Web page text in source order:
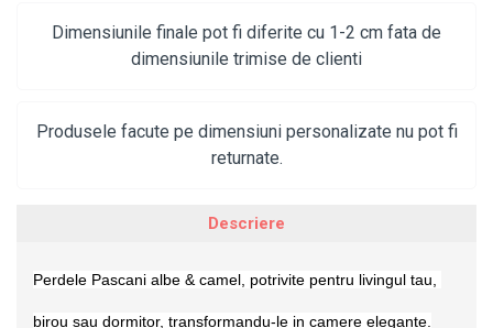
Dimensiunile finale pot fi diferite cu 1-2 cm fata de
dimensiunile trimise de clienti
Produsele facute pe dimensiuni personalizate nu pot fi
returnate.
Descriere
Perdele Pascani albe & camel, potrivite pentru livingul tau,
birou sau dormitor, transformandu-le in camere elegante.